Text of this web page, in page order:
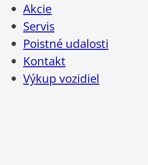
Akcie
Servis
Poistné udalosti
Kontakt
Výkup vozidiel